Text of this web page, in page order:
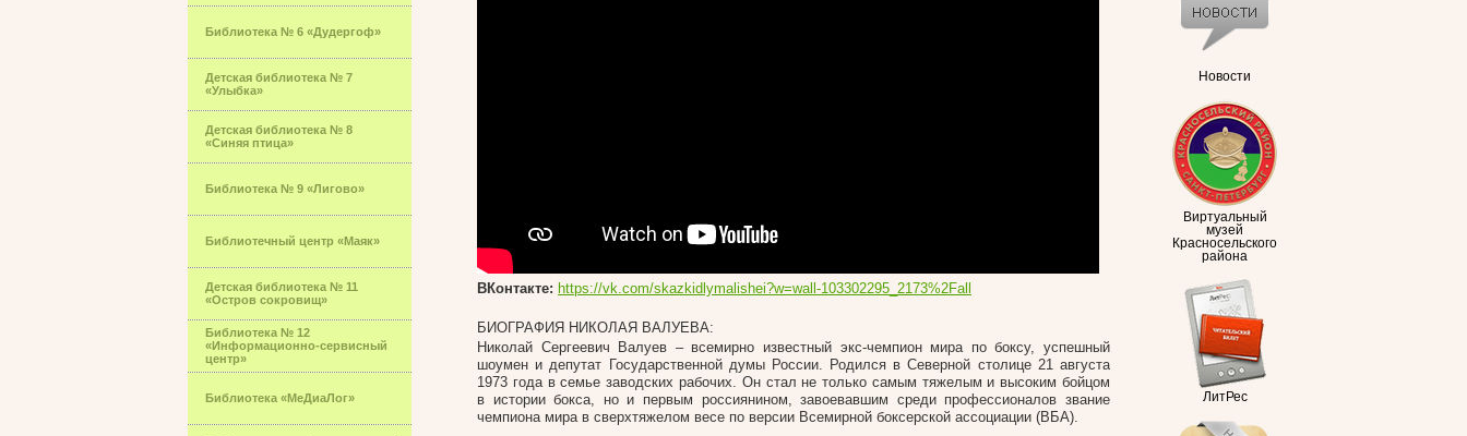
Библиотека № 6 «Дудергоф»
Детская библиотека № 7
«Улыбка»
Детская библиотека № 8
«Синяя птица»
Библиотека № 9 «Лигово»
Библиотечный центр «Маяк»
Детская библиотека № 11
«Остров сокровищ»
Библиотека № 12
«Информационно-сервисный
центр»
Библиотека «МеДиаЛог»
Новости
Виртуальный
музей
Красносельского
района
ЛитРес
ВКонтакте: https://vk.com/skazkidlymalishei?w=wall-103302295_2173%2Fall
БИОГРАФИЯ НИКОЛАЯ ВАЛУЕВА:
Николай Сергеевич Валуев – всемирно известный экс-чемпион мира по боксу, успешный
шоумен и депутат Государственной думы России. Родился в Северной столице 21 августа
1973 года в семье заводских рабочих. Он стал не только самым тяжелым и высоким бойцом
в истории бокса, но и первым россиянином, завоевавшим среди профессионалов звание
чемпиона мира в сверхтяжелом весе по версии Всемирной боксерской ассоциации (ВБА).